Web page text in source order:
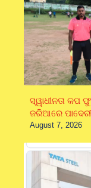
ସ୍ୱାଧୀନତା କପ
ଜରିଆରେ
August 7, 2026